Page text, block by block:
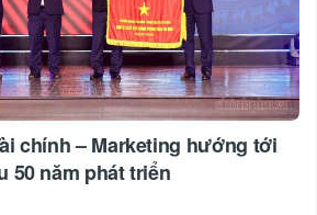
chính – Marketing hướng tới
50 năm phát triển